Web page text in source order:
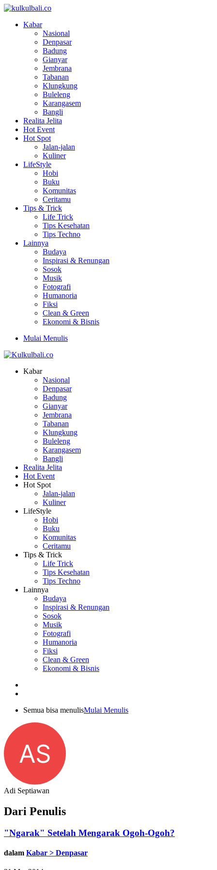
Kabar
Nasional
Denpasar
Badung
Gianyar
Jembrana
Tabanan
Klungkung
Buleleng
Karangasem
Bangli
Realita Jelita
Hot Event
Hot Spot
Jalan-jalan
Kuliner
LifeStyle
Hobi
Buku
Komunitas
Ceritamu
Tips & Trick
Life Trick
Tips Kesehatan
Tips Techno
Lainnya
Budaya
Inspirasi & Renungan
Sosok
Musik
Fotografi
Humanoria
Fiksi
Clean & Green
Ekonomi & Bisnis
Mulai Menulis
Kabar
Nasional
Denpasar
Badung
Gianyar
Jembrana
Tabanan
Klungkung
Buleleng
Karangasem
Bangli
Realita Jelita
Hot Event
Hot Spot
Jalan-jalan
Kuliner
LifeStyle
Hobi
Buku
Komunitas
Ceritamu
Tips & Trick
Life Trick
Tips Kesehatan
Tips Techno
Lainnya
Budaya
Inspirasi & Renungan
Sosok
Musik
Fotografi
Humanoria
Fiksi
Clean & Green
Ekonomi & Bisnis
Semua bisa menulisMulai Menulis
AS
Adi Septiawan
Dari Penulis
"Ngarak" Setelah Mengarak Ogoh-Ogoh?
dalam Kabar > Denpasar